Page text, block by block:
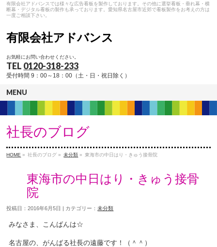
有限会社アドバンスでは様々な広告看板を製作しております。その他に選挙看板・垂れ幕・横
断幕・デジタル看板の製作も承っております。愛知県名古屋市近郊で看板製作をお考えの方は
一度ご相談下さい。
有限会社アドバンス
お気軽にお問い合わせください。
TEL 0120-318-233
受付時間 9：00～18：00（土・日・祝日除く）
MENU
社長のブログ
HOME » 社長のブログ » 未分類 » 東海市の中日はり・きゅう接骨院
東海市の中日はり・きゅう接骨
院
投稿日：2016年6月5日 | カテゴリー：未分類
みなさま、こんばんは☆
名古屋の、がんばる社長の遠藤です！（＾＾）